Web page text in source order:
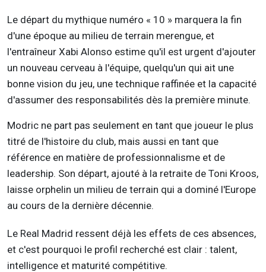
Le départ du mythique numéro « 10 » marquera la fin
d'une époque au milieu de terrain merengue, et
l'entraîneur Xabi Alonso estime qu'il est urgent d'ajouter
un nouveau cerveau à l'équipe, quelqu'un qui ait une
bonne vision du jeu, une technique raffinée et la capacité
d'assumer des responsabilités dès la première minute.
Modric ne part pas seulement en tant que joueur le plus
titré de l'histoire du club, mais aussi en tant que
référence en matière de professionnalisme et de
leadership. Son départ, ajouté à la retraite de Toni Kroos,
laisse orphelin un milieu de terrain qui a dominé l'Europe
au cours de la dernière décennie.
Le Real Madrid ressent déjà les effets de ces absences,
et c'est pourquoi le profil recherché est clair : talent,
intelligence et maturité compétitive.